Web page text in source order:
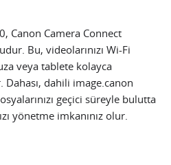
Canon Camera Connect
Bu, videolarınızı Wi-Fi
veya tablete kolayca
Dahası, dahili image.canon
geçici süreyle bulutta
yönetme imkanınız olur.